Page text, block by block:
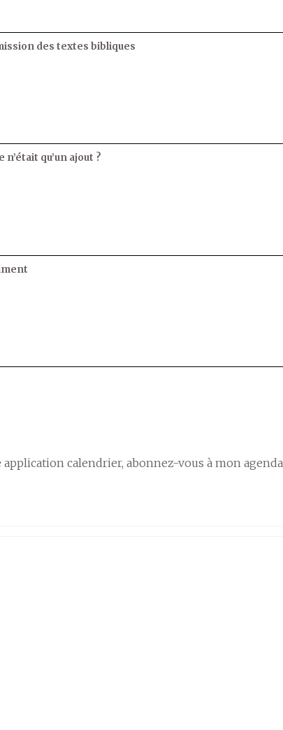
des textes bibliques
qu’un ajout ?
calendrier, abonnez-vous à mon agenda